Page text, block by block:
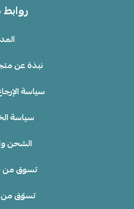
نبذة عن
سياسة
سياسة
الشحن
تسوق من
تسوّق من